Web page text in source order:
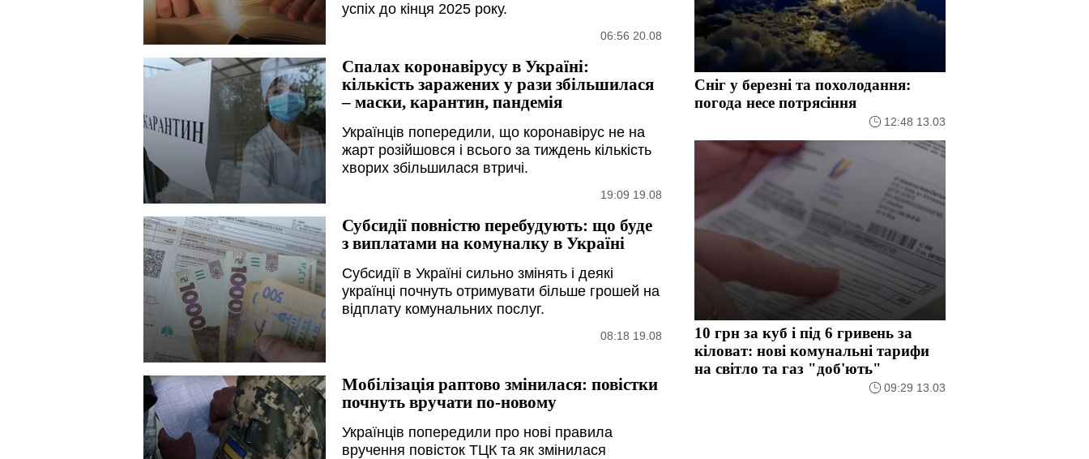
успіх до кінця 2025 року.
06:56 20.08
Спалах коронавірусу в Україні:
кількість заражених у рази збільшилася
– маски, карантин, пандемія
Українців попередили, що коронавірус не на
жарт розійшовся і всього за тиждень кількість
хворих збільшилася втричі.
19:09 19.08
Субсидії повністю перебудують: що буде
з виплатами на комуналку в Україні
Субсидії в Україні сильно змінять і деякі
українці почнуть отримувати більше грошей на
відплату комунальних послуг.
08:18 19.08
Мобілізація раптово змінилася: повістки
почнуть вручати по-новому
Українців попередили про нові правила
вручення повісток ТЦК та як змінилася
Сніг у березні та похолодання:
погода несе потрясіння
12:48 13.03
10 грн за куб і під 6 гривень за
кіловат: нові комунальні тарифи
на світло та газ "доб'ють"
09:29 13.03